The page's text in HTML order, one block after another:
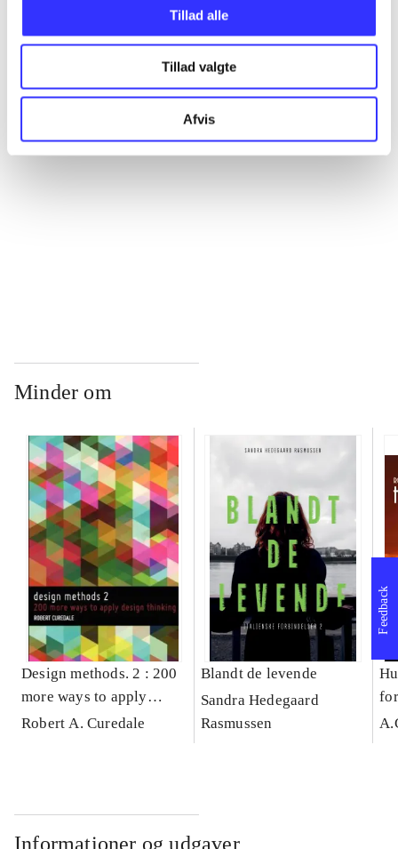
Tillad alle
Tillad valgte
Afvis
...
...
Minder om
Design methods. 2 : 200
more ways to apply
design thinking
Robert A. Curedale
Blandt de levende
Sandra Hedegaard
Rasmussen
Informationer og udgaver
Feedback